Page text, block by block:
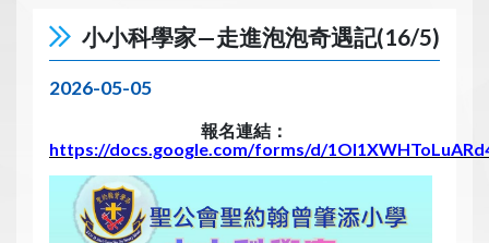
小小科學家—走進泡泡奇遇記(16/5)
2026-05-05
報名連結：
https://docs.google.com/forms/d/